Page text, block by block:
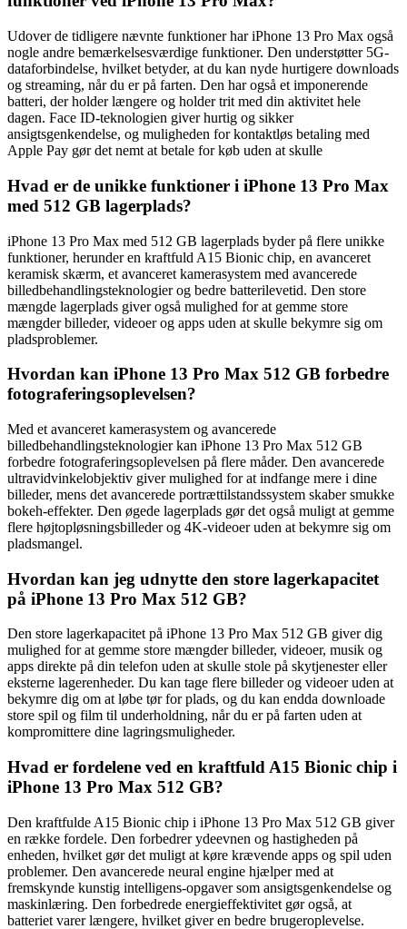
Udover de tidligere nævnte funktioner har iPhone 13 Pro Max også
nogle andre bemærkelsesværdige funktioner. Den understøtter 5G-
dataforbindelse, hvilket betyder, at du kan nyde hurtigere downloads
og streaming, når du er på farten. Den har også et imponerende
batteri, der holder længere og holder trit med din aktivitet hele
dagen. Face ID-teknologien giver hurtig og sikker
ansigtsgenkendelse, og muligheden for kontaktløs betaling med
Apple Pay gør det nemt at betale for køb uden at skulle
Hvad er de unikke funktioner i iPhone 13 Pro Max
med 512 GB lagerplads?
iPhone 13 Pro Max med 512 GB lagerplads byder på flere unikke
funktioner, herunder en kraftfuld A15 Bionic chip, en avanceret
keramisk skærm, et avanceret kamerasystem med avancerede
billedbehandlingsteknologier og bedre batterilevetid. Den store
mængde lagerplads giver også mulighed for at gemme store
mængder billeder, videoer og apps uden at skulle bekymre sig om
pladsproblemer.
Hvordan kan iPhone 13 Pro Max 512 GB forbedre
fotograferingsoplevelsen?
Med et avanceret kamerasystem og avancerede
billedbehandlingsteknologier kan iPhone 13 Pro Max 512 GB
forbedre fotograferingsoplevelsen på flere måder. Den avancerede
ultravidvinkelobjektiv giver mulighed for at indfange mere i dine
billeder, mens det avancerede portrættilstandssystem skaber smukke
bokeh-effekter. Den øgede lagerplads gør det også muligt at gemme
flere højtopløsningsbilleder og 4K-videoer uden at bekymre sig om
pladsmangel.
Hvordan kan jeg udnytte den store lagerkapacitet
på iPhone 13 Pro Max 512 GB?
Den store lagerkapacitet på iPhone 13 Pro Max 512 GB giver dig
mulighed for at gemme store mængder billeder, videoer, musik og
apps direkte på din telefon uden at skulle stole på skytjenester eller
eksterne lagerenheder. Du kan tage flere billeder og videoer uden at
bekymre dig om at løbe tør for plads, og du kan endda downloade
store spil og film til underholdning, når du er på farten uden at
kompromittere dine lagringsmuligheder.
Hvad er fordelene ved en kraftfuld A15 Bionic chip i
iPhone 13 Pro Max 512 GB?
Den kraftfulde A15 Bionic chip i iPhone 13 Pro Max 512 GB giver
en række fordele. Den forbedrer ydeevnen og hastigheden på
enheden, hvilket gør det muligt at køre krævende apps og spil uden
problemer. Den avancerede neural engine hjælper med at
fremskynde kunstig intelligens-opgaver som ansigtsgenkendelse og
maskinlæring. Den forbedrede energieffektivitet gør også, at
batteriet varer længere, hvilket giver en bedre brugeroplevelse.